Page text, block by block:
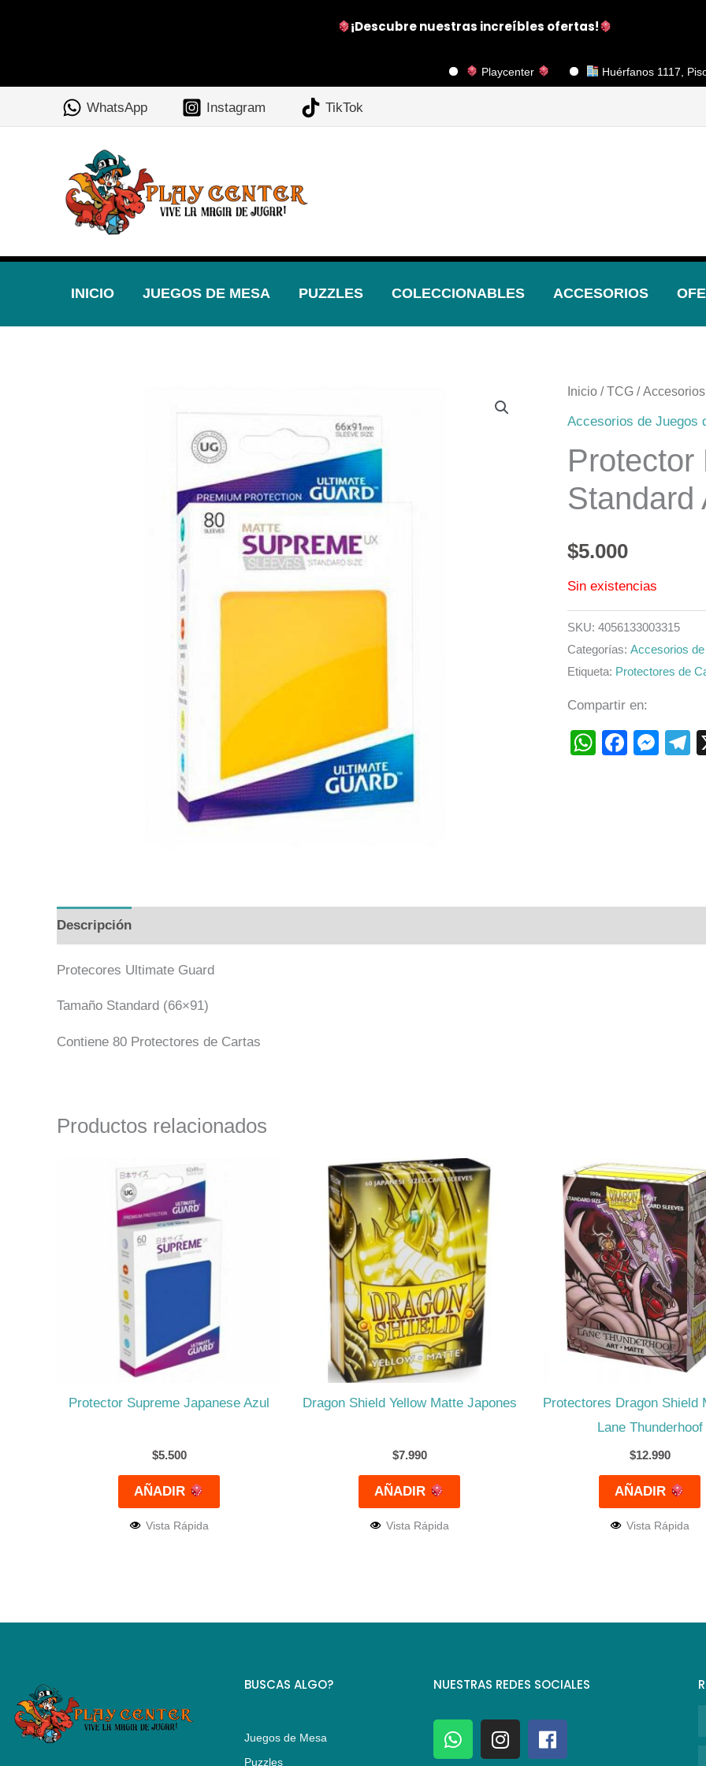
Playcenter Huérfanos 1117, Piso 2,
al
WhatsApp Instagram TikTok
INICIO JUEGOS DE MESA PUZZLES COLECCIONABLES ACCESORIOS
Inicio /TCG /
Accesorios de Juegos
Protector
Standard
$5.000
Sin existencias
SKU: 4056133003315
Categorías: Accesorios
Etiqueta: Protectores de
Compartir en:
Descripción
Protecores Ultimate Guard
Tamaño Standard (66×91)
Contiene 80 Protectores de Cartas
Productos relacionados
Protector Supreme Japanese Azul
$5.500
AÑADIR
Vista Rápida
Dragon Shield Yellow Matte Japones
$7.990
AÑADIR
Vista Rápida
Protectores Dragon Shield
Lane Thunderhoof
$12.990
AÑADIR
Vista Rápida
BUSCAS ALGO?
Juegos de Mesa
Puzzles
NUESTRAS REDES SOCIALES
W
h
I
n
F
a
¡Descubre nuestras increíbles ofertas!